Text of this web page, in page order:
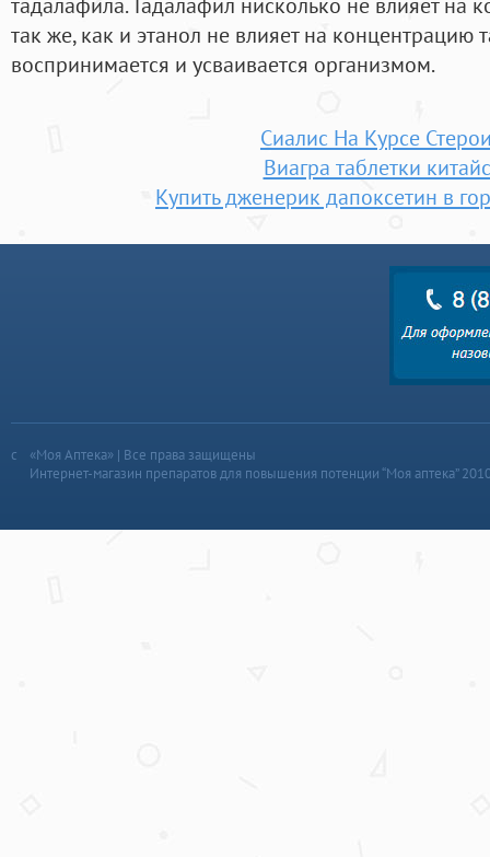
так же, как и этанол не влияет на концентрацию
воспринимается и усваивается организмом.
Сиалис На Курсе
Виагра таблетки
Купить дженерик дапоксетин в
«Моя Аптека» | Все права защищены
Интернет-магазин препаратов для повышения потенции “Моя аптека”